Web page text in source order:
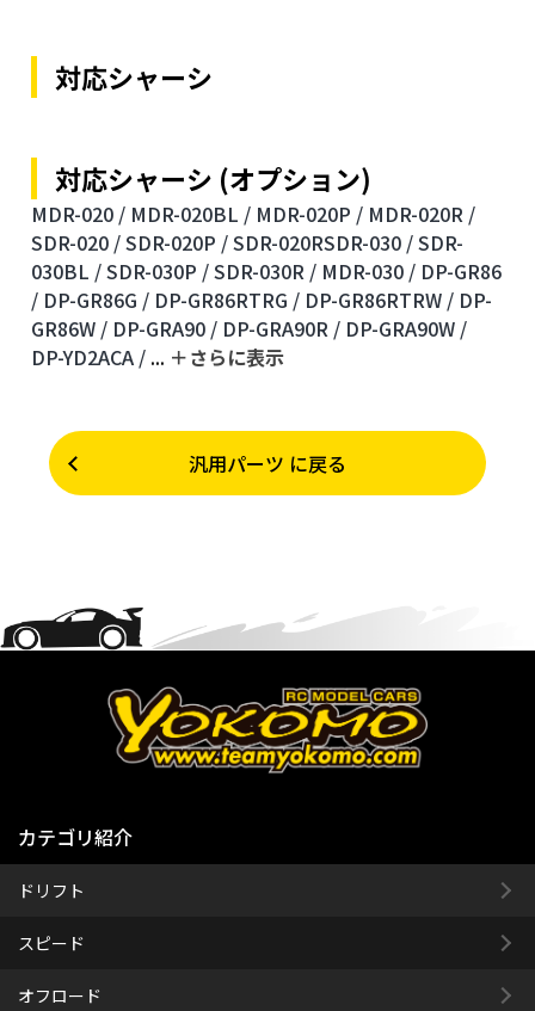
対応シャーシ
対応シャーシ (オプション)
MDR-020 / MDR-020BL / MDR-020P / MDR-020R /
SDR-020 /SDR-020P /SDR-020RSDR-030 /SDR-
030BL /SDR-030P /SDR-030R / MDR-030 / DP-GR86
/ DP-GR86G / DP-GR86RTRG / DP-GR86RTRW / DP-
GR86W / DP-GRA90 / DP-GRA90R / DP-GRA90W /
DP-YD2ACA / ... ＋さらに表⽰
汎用パーツ に戻る
カテゴリ紹介
ドリフト
スピード
オフロード